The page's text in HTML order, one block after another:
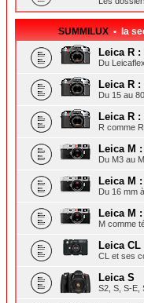
SUMMILUX • la
Leica R
Du
Leica R
Du 15 au
Leica R
R comme
Leica M
Du M3 au
Leica M
Du 16 mm
Leica M
M comme
Leica
CL et ses
Leica S
S2, S, S-E,